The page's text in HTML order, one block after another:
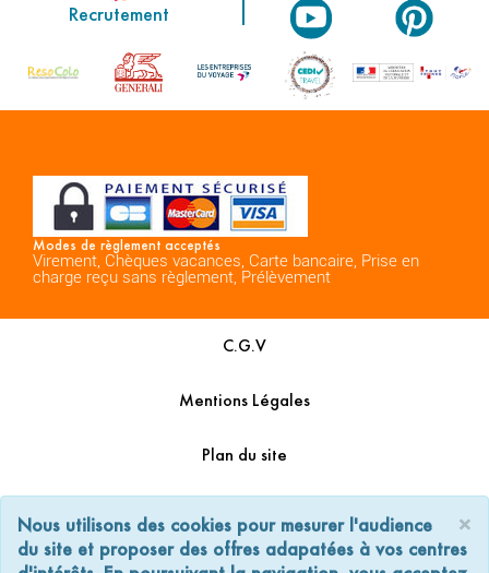
Recrutement
Modes de règlement acceptés
Virement, Chèques vacances, Carte bancaire, Prise en
charge reçu sans règlement, Prélèvement
C.G.V
Mentions Légales
Plan du site
Nous contacter
×
Nous utilisons des cookies pour mesurer l'audience
du site et proposer des offres adapatées à vos centres